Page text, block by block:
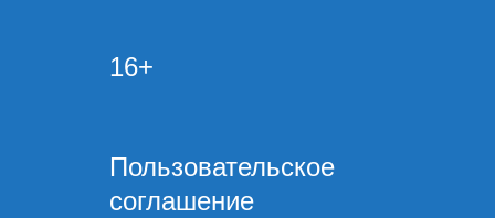
16+
Пользовательское
соглашение